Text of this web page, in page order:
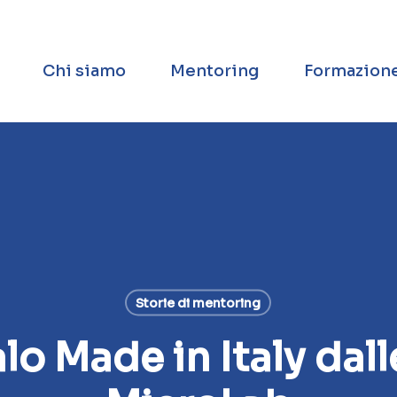
Chi siamo Mentoring
Storie di mentoring
Made in Italy